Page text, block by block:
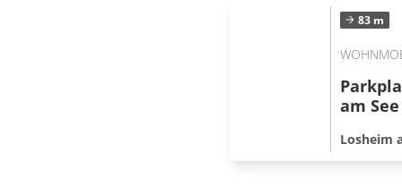
83 m
am See
Losheim